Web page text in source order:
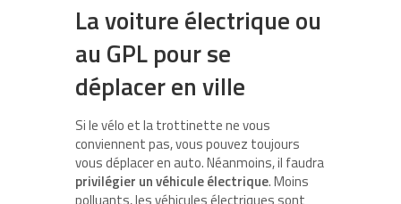
La voiture électrique ou
au GPL pour se
déplacer en ville
Si le vélo et la trottinette ne vous
conviennent pas, vous pouvez toujours
vous déplacer en auto. Néanmoins, il faudra
privilégier un véhicule électrique. Moins
polluants, les véhicules électriques sont